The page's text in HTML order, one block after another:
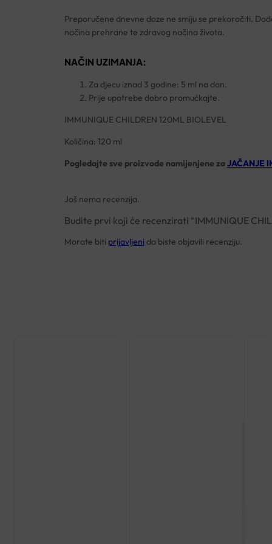
Preporučene dnevne doze ne smiju se prekoračiti.
načina prehrane te zdravog načina života.
NAČIN UZIMANJA:
Za djecu iznad 3 godine: 5 ml na dan.
Prije upotrebe dobro promućkajte.
IMMUNIQUE CHILDREN 120ML BIOLEVEL
Količina: 120 ml
Pogledajte sve proizvode namijenjene zaJAČANJE
Još nema recenzija.
Budite prvi koji će recenzirati “IMMUNIQUE
Morate biti prijavljeni da biste objavili recenziju.